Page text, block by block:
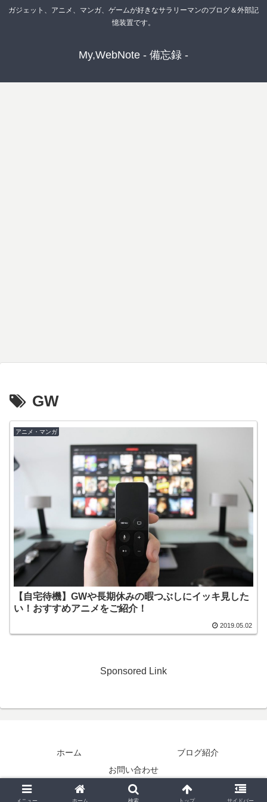
ガジェット、アニメ、マンガ、ゲームが好きなサラリーマンのブログ＆外部記
憶装置です。
My,WebNote - 備忘録 -
GW
アニメ・マンガ
【自宅待機】GWや長期休みの暇つぶしにイッキ見した
い！おすすめアニメをご紹介！
2019.05.02
Sponsored Link
ホーム
ブログ紹介
お問い合わせ
Copyright © 2013-2026 My,WebNote - 備忘録 - All Rights Reserved.
メニュー ホーム 検索 トップ サイドバー